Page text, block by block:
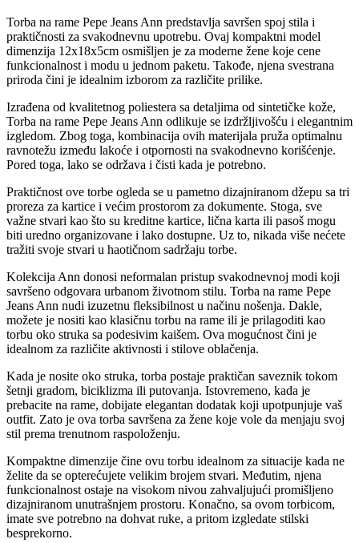
Torba na rame Pepe Jeans Ann predstavlja savršen spoj stila i
praktičnosti za svakodnevnu upotrebu. Ovaj kompaktni model
dimenzija 12x18x5cm osmišljen je za moderne žene koje cene
funkcionalnost i modu u jednom paketu. Takođe, njena svestrana
priroda čini je idealnim izborom za različite prilike.
Izrađena od kvalitetnog poliestera sa detaljima od sintetičke kože,
Torba na rame Pepe Jeans Ann odlikuje se izdržljivošću i elegantnim
izgledom. Zbog toga, kombinacija ovih materijala pruža optimalnu
ravnotežu između lakoće i otpornosti na svakodnevno korišćenje.
Pored toga, lako se održava i čisti kada je potrebno.
Praktičnost ove torbe ogleda se u pametno dizajniranom džepu sa tri
proreza za kartice i većim prostorom za dokumente. Stoga, sve
važne stvari kao što su kreditne kartice, lična karta ili pasoš mogu
biti uredno organizovane i lako dostupne. Uz to, nikada više nećete
tražiti svoje stvari u haotičnom sadržaju torbe.
Kolekcija Ann donosi neformalan pristup svakodnevnoj modi koji
savršeno odgovara urbanom životnom stilu. Torba na rame Pepe
Jeans Ann nudi izuzetnu fleksibilnost u načinu nošenja. Dakle,
možete je nositi kao klasičnu torbu na rame ili je prilagoditi kao
torbu oko struka sa podesivim kaišem. Ova mogućnost čini je
idealnom za različite aktivnosti i stilove oblačenja.
Kada je nosite oko struka, torba postaje praktičan saveznik tokom
šetnji gradom, biciklizma ili putovanja. Istovremeno, kada je
prebacite na rame, dobijate elegantan dodatak koji upotpunjuje vaš
outfit. Zato je ova torba savršena za žene koje vole da menjaju svoj
stil prema trenutnom raspoloženju.
Kompaktne dimenzije čine ovu torbu idealnom za situacije kada ne
želite da se opterećujete velikim brojem stvari. Međutim, njena
funkcionalnost ostaje na visokom nivou zahvaljujući promišljeno
dizajniranom unutrašnjem prostoru. Konačno, sa ovom torbicom,
imate sve potrebno na dohvat ruke, a pritom izgledate stilski
besprekorno.